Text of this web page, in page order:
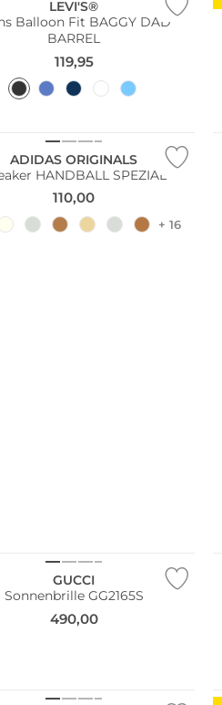
LEVI'S®
Balloon Fit BAGGY DAD
BARREL
119,95
ADIDAS ORIGINALS
HANDBALL SPEZIAL
110,00
+ 16
GUCCI
Sonnenbrille GG2165S
490,00